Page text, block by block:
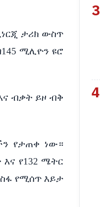
ታሪክ ውስጥ
ሚሊዮን ዩሮ
ብቃት ይዞ ብቅ
የታጠቀ ነው።
የ132 ሜትር
የሚሰጥ እይታ
3
4